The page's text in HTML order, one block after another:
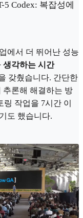
Codex: 복잡성에
에서 더 뛰어난 성능
생각하는 시간
갖췄습니다. 간단한
추론해 해결하는 방
작업을 7시간 이
도 했습니다.